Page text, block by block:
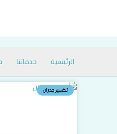
الرئيسية خدماتنا
تكسير جدران